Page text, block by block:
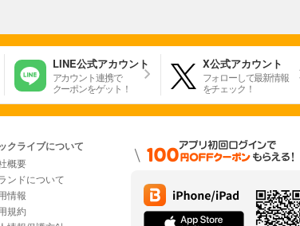
LINE公式アカウント
アカウント連携で
クーポンをゲット！
X公式アカウント
フォローして最新情報
をチェック！
クライブについて
概要
ンドについて
情報
規約